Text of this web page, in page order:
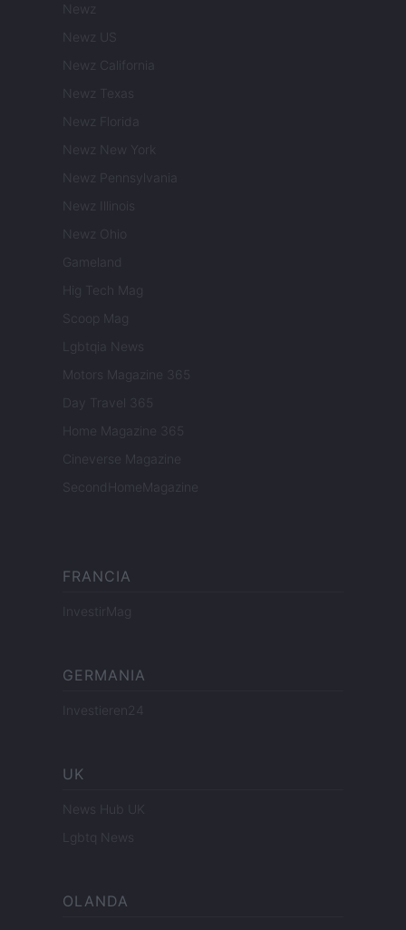
Newz
Newz US
Newz California
Newz Texas
Newz Florida
Newz New York
Newz Pennsylvania
Newz Illinois
Newz Ohio
Gameland
Hig Tech Mag
Scoop Mag
Lgbtqia News
Motors Magazine 365
Day Travel 365
Home Magazine 365
Cineverse Magazine
SecondHomeMagazine
FRANCIA
InvestirMag
GERMANIA
Investieren24
UK
News Hub UK
Lgbtq News
OLANDA